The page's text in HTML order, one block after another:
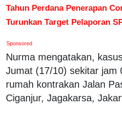
Tahun Perdana Penerapan
Turunkan Target Pelaporan
Sponsored
Nurma mengatakan,
Jumat (17/10) sekitar jam
rumah kontrakan Jalan
Ciganjur, Jagakarsa,